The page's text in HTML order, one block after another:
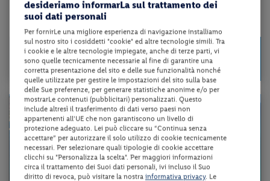
Check-in
dal 30/08/26
al 13/09/26
da1109 €
a persona per 7 notti
desideriamo informarLa sul trattamento dei
suoi dati personali
Per fornirLe una migliore esperienza di navigazione installiamo
sul nostro sito i cosiddetti "cookie" ed altre tecnologie simili. Tra
i cookie e le altre tecnologie impiegate, anche di terze parti, vi
sono quelle tecnicamente necessarie al fine di garantire una
corretta presentazione del sito e delle sue funzionalità nonché
quelle utilizzate per gestire le impostazioni del sito sulla base
delle Sue preferenze, per generare statistiche anonime e/o per
mostrarLe contenuti (pubblicitari) personalizzati. Questo
include altresì il trasferimento di dati verso paesi non
appartenenti all'UE che non garantiscono un livello di
protezione adeguato. Lei può cliccare su “Continua senza
accettare” per autorizzare il solo utilizzo di cookie tecnicamente
necessari. Per selezionare quali tipologie di cookie accettare
clicchi su "Personalizza la scelta". Per maggiori informazioni
circa il trattamento dei Suoi dati personali, ivi incluso il Suo
diritto di revoca, può visitare la nostra informativa privacy. Le